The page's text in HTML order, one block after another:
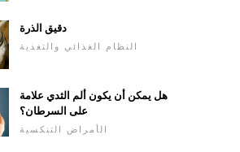
دقيق الذرة
النظام الغذائي والتغذية
هل يمكن أن يكون ألم الثدي علامة
على السرطان؟
الأمراض التنكسية